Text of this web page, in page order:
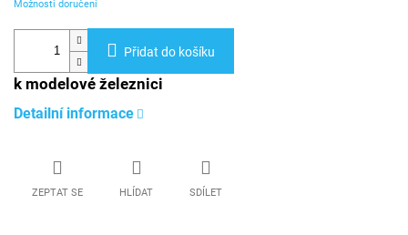
Možnosti doručení
Přidat do košíku
k modelové železnici
Detailní informace
ZEPTAT SE HLÍDAT SDÍLET